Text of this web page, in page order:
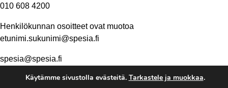
010 608 4200
Henkilökunnan osoitteet ovat muotoa
etunimi.sukunimi@spesia.fi
spesia@spesia.fi
Käytämme sivustolla evästeitä. Tarkastele ja muokkaa.